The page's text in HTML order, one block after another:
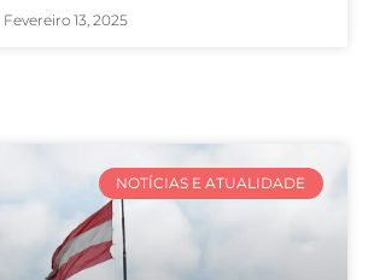
Fevereiro 13, 2025
NOTÍCIAS E ATUALIDADE